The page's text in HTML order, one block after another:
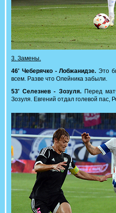
3. Замены.
46' Чеберячко - Лобжанидзе. Это
всем. Разве что Олейника забыли.
53' Селезнев - Зозуля.Перед
Зозуля. Евгений отдал голевой пас,